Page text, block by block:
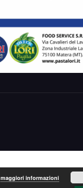
maggiori informazioni